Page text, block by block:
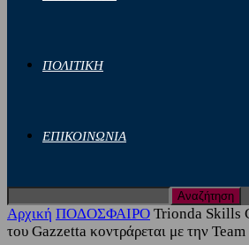
ΠΟΛΙΤΙΚΗ
ΕΠΙΚΟΙΝΩΝΙΑ
Αρχική ΠΟΔΟΣΦΑΙΡΟ Trionda Skills
του Gazzetta κοντράρεται με την